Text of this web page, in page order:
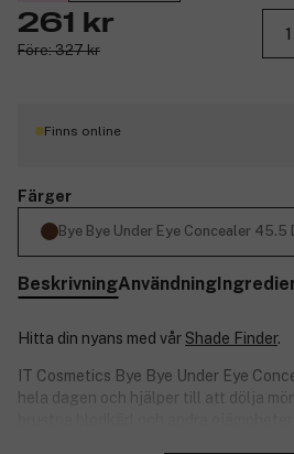
261 kr
Före: 327 kr
Finns online
Färger
Bye Bye Under Eye Concealer 45.5
BeskrivningAnvändning
Hitta din nyans med vårShade Finder.
IT Cosmetics Bye Bye Under Eye
hela dagen och hjälper till att dölja